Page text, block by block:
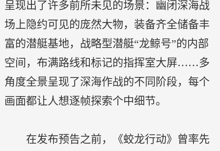
呈现出了许多前所未见的场景：幽闭深海战
场上隐约可见的庞然大物，装备齐全储备丰
富的潜艇基地，战略型潜艇“龙鲸号”的内部
空间，布满路线和标记的指挥室大屏……多
角度全景呈现了深海作战的不同阶段，每个
画面都让人想逐帧探索个中细节。
在发布预告之前，《蛟龙行动》曾率先